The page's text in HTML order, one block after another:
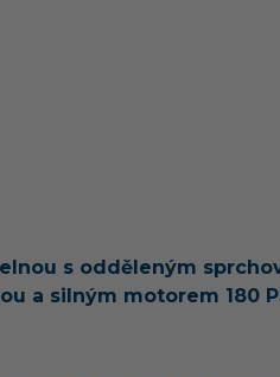
s odděleným
a silným motorem 180